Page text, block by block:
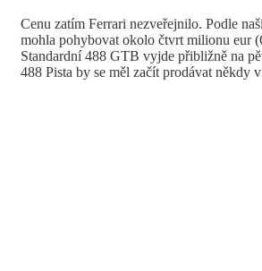
Cenu zatím Ferrari nezveřejnilo. Podle
mohla pohybovat okolo čtvrt milionu eur
Standardní 488 GTB vyjde přibližně na
488 Pista by se měl začít prodávat někdy